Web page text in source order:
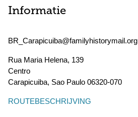
Informatie
BR_Carapicuiba@familyhistorymail.org
Rua Maria Helena, 139
Centro
Carapicuiba, Sao Paulo 06320-070
ROUTEBESCHRIJVING